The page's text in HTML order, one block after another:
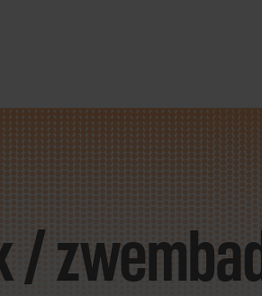
/ zwembad